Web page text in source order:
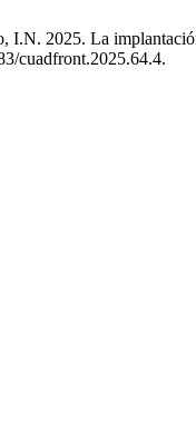
I.N. 2025. La
cuadfront.2025.64.4.